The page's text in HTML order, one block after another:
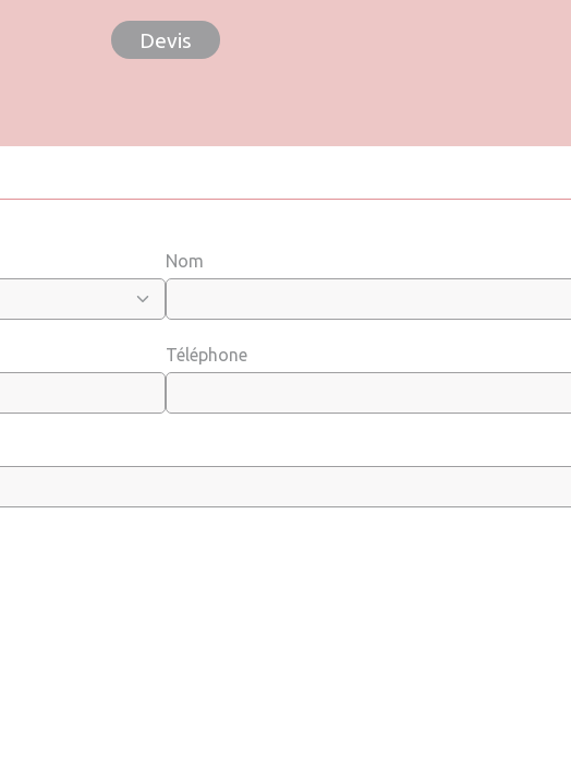
Devis
Nom
Téléphone